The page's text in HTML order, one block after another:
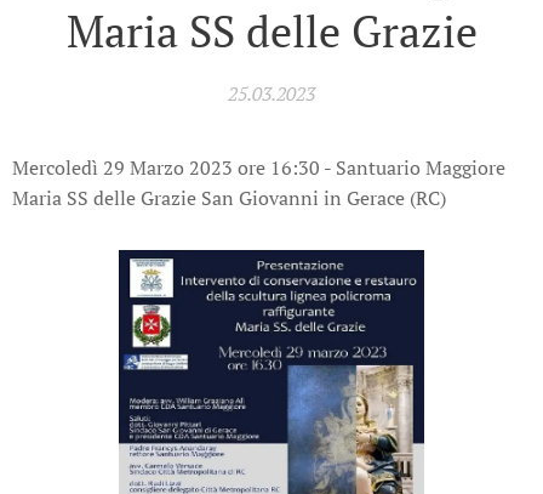
Maria SS delle Grazie
25.03.2023
Mercoledì 29 Marzo 2023 ore 16:30 - Santuario Maggiore
Maria SS delle Grazie San Giovanni in Gerace (RC)